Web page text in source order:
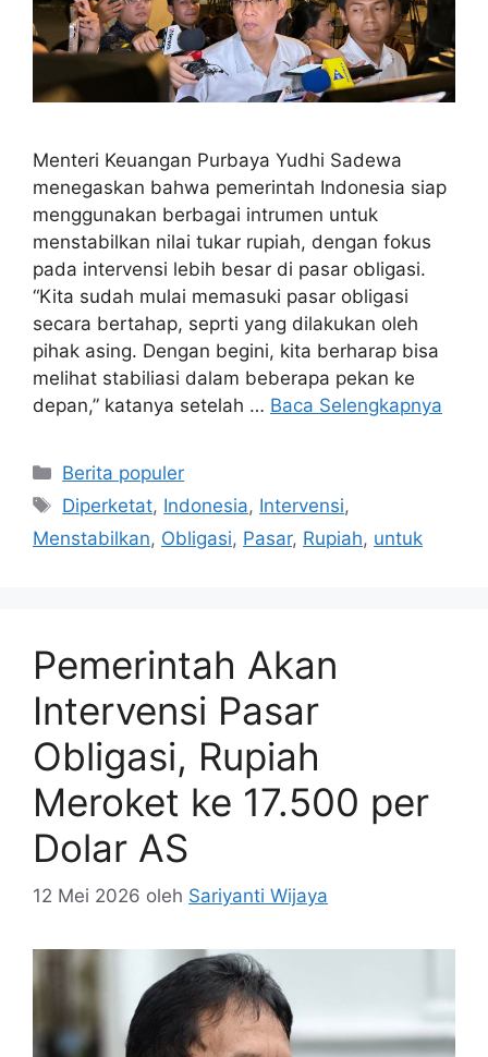
Menteri Keuangan Purbaya Yudhi Sadewa
menegaskan bahwa pemerintah Indonesia siap
menggunakan berbagai intrumen untuk
menstabilkan nilai tukar rupiah, dengan fokus
pada intervensi lebih besar di pasar obligasi.
“Kita sudah mulai memasuki pasar obligasi
secara bertahap, seprti yang dilakukan oleh
pihak asing. Dengan begini, kita berharap bisa
melihat stabiliasi dalam beberapa pekan ke
depan,” katanya setelah … Baca Selengkapnya
Kategori
Berita populer
Tag
Diperketat, Indonesia, Intervensi,
Menstabilkan, Obligasi, Pasar, Rupiah, untuk
Pemerintah Akan
Intervensi Pasar
Obligasi, Rupiah
Meroket ke 17.500 per
Dolar AS
12 Mei 2026 oleh Sariyanti Wijaya